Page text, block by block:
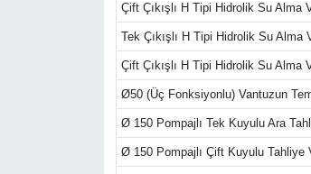
Çift Çıkışlı H Tipi Hidrolik Su Alma
Tek Çıkışlı H Tipi Hidrolik Su Alma
Çift Çıkışlı H Tipi Hidrolik Su Alma
Ø50 (Üç Fonksiyonlu) Vantuzun
Ø 150 Pompajlı Tek Kuyulu Ara
Ø 150 Pompajlı Çift Kuyulu Tahliye